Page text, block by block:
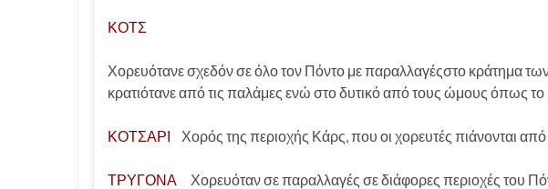
ΚΟΤΣ
Χορευότανε σχεδόν σε όλο τον Πόντο με παραλλαγέςστο κράτημα
κρατιότανε από τις παλάμες ενώ στο δυτικό από τους ώμους όπως το
ΚΟΤΣΑΡΙ Χορός της περιοχής Κάρς, που οι χορευτές πιάνονται
ΤΡΥΓΟΝΑ Χορευόταν σε παραλλαγές σε διάφορες περιοχές του